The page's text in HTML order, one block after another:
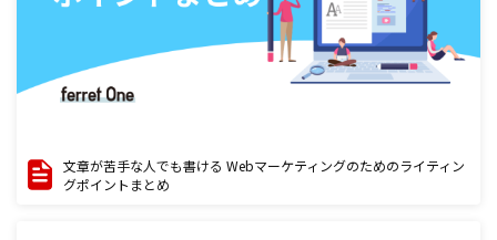
文章が苦手な人でも書ける Webマーケティングのためのライティン
グポイントまとめ